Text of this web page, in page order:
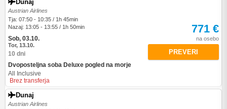
Dunaj
Austrian Airlines
Tja: 07:50 - 10:35 / 1h 45min
Nazaj: 13:05 - 13:55 / 1h 50min
Sob, 03.10.
Tor, 13.10.
10 dni
Dvoposteljna soba Deluxe pogled na morje
All Inclusive
Brez transferja
771 €
na osebo
PREVERI
Dunaj
Austrian Airlines